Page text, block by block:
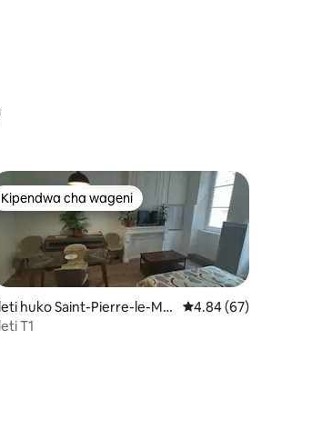
Kipendwa cha wageni
Kipendwa cha wageni
huko Saint-Pierre-le-Mo
Ukadiriaji wa wastani
4.84 (67)
T1